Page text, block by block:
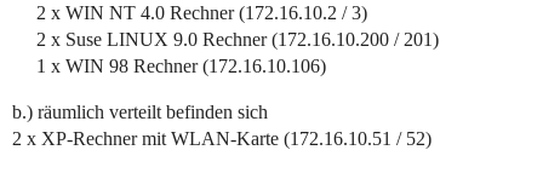
2 x WIN NT 4.0 Rechner (172.16.10.2 / 3)
2 x Suse LINUX 9.0 Rechner (172.16.10.200 / 201)
1 x WIN 98 Rechner (172.16.10.106)
b.) räumlich verteilt befinden sich
2 x XP-Rechner mit WLAN-Karte (172.16.10.51 / 52)